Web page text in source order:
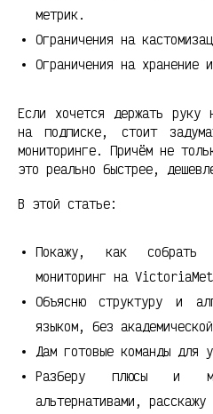
метрик.
Ограничения на
Ограничения на хранение
Если хочется держать
на подписке, стоит
мониторинге. Причём не
это реально быстрее,
В этой статье:
Покажу, как собрать
мониторинг на
Объясню структуру и
языком, без
Дам готовые команды для
Разберу плюсы и
альтернативами,